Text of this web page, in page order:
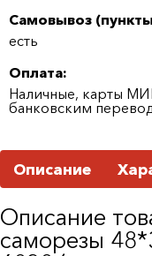
Самовывоз (пункты
есть
Оплата:
Наличные, карты
банковским
Описание
Описание
саморезы